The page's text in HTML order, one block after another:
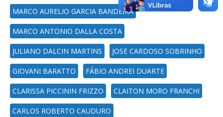
MARCO AURELIO GARCIA BANDEIRA
MARCO ANTONIO DALLA COSTA
JULIANO DALCIN MARTINS JOSE CARDOSO SOBRINHO
GIOVANI BARATTO FÁBIO ANDREI DUARTE
CLARISSA PICCININ FRIZZO CLAITON MORO FRANCHI
CARLOS ROBERTO CAUDURO